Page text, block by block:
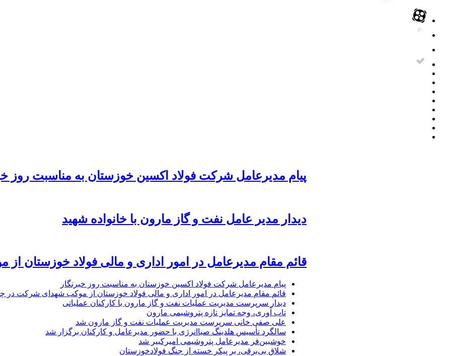
پیام مدیرعامل شرکت فولاد اکسین خوزستان به مناسبت روز
دیدار مدیر عامل نفت و گاز مارون با خانواده شهید
قائم مقام مدیرعامل در امور اداری و مالی فولاد خوزستان
پیام مدیرعامل شرکت فولاد اکسین خوزستان به مناسبت روز خبرنگار
قائم مقام مدیرعامل در امور اداری و مالی فولاد خوزستان از موکب شهدای شرکت در
دیدار سرپرست مدیریت عملیات نفت و گاز مارون با کارکنان عملیاتی
تاب آوری، وجه تمایز تازه پتروشیمی مارون
علی صفی خانی سرپرست مدیریت عملیات نفت و گاز مارون شد
سالگرد تأسیس هلدینگ صباانرژی با حضور مدیرعامل و کارکنان برگزار شد
خوشبین‌فر مدیرعامل پتروشیمی امیرکبیر شد
شلاق‌ بی‌برقی، بر پیکر خسته‌ از جنگ فولادخوزستان